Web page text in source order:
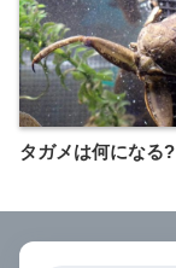
タガメは何になる?